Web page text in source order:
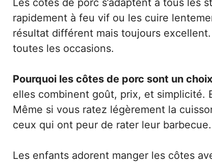
Les côtes de porc s’adaptent à tous les
rapidement à feu vif ou les cuire
résultat différent mais toujours
toutes les occasions.
Pourquoi les côtes de porc sont un
elles combinent goût, prix, et simplicité.
Même si vous ratez légèrement la
ceux qui ont peur de rater leur barbecue.
Les enfants adorent manger les côtes